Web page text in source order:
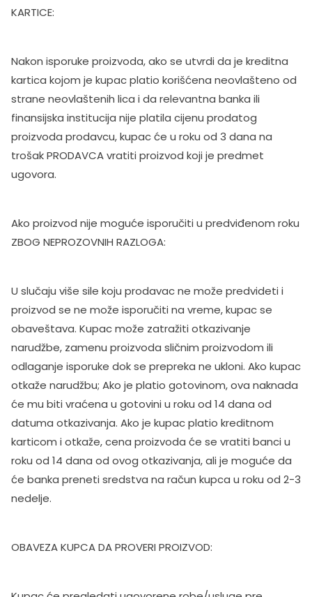
KARTICE:
Nakon isporuke proizvoda, ako se utvrdi da je kreditna
kartica kojom je kupac platio korišćena neovlašteno od
strane neovlaštenih lica i da relevantna banka ili
finansijska institucija nije platila cijenu prodatog
proizvoda prodavcu, kupac će u roku od 3 dana na
trošak PRODAVCA vratiti proizvod koji je predmet
ugovora.
Ako proizvod nije moguće isporučiti u predviđenom roku
ZBOG NEPROZOVNIH RAZLOGA:
U slučaju više sile koju prodavac ne može predvideti i
proizvod se ne može isporučiti na vreme, kupac se
obaveštava. Kupac može zatražiti otkazivanje
narudžbe, zamenu proizvoda sličnim proizvodom ili
odlaganje isporuke dok se prepreka ne ukloni. Ako kupac
otkaže narudžbu; Ako je platio gotovinom, ova naknada
će mu biti vraćena u gotovini u roku od 14 dana od
datuma otkazivanja. Ako je kupac platio kreditnom
karticom i otkaže, cena proizvoda će se vratiti banci u
roku od 14 dana od ovog otkazivanja, ali je moguće da
će banka preneti sredstva na račun kupca u roku od 2-3
nedelje.
OBAVEZA KUPCA DA PROVERI PROIZVOD: